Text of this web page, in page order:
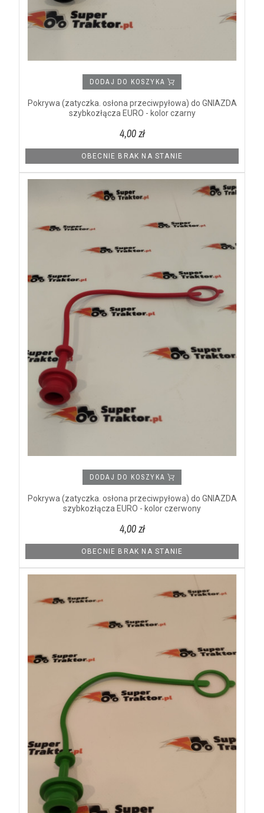
DODAJ DO KOSZYKA
Pokrywa (zatyczka. osłona przeciwpyłowa) do GNIAZDA
szybkozłącza EURO - kolor czarny
4,00 zł
OBECNIE BRAK NA STANIE
DODAJ DO KOSZYKA
Pokrywa (zatyczka. osłona przeciwpyłowa) do GNIAZDA
szybkozłącza EURO - kolor czerwony
4,00 zł
OBECNIE BRAK NA STANIE